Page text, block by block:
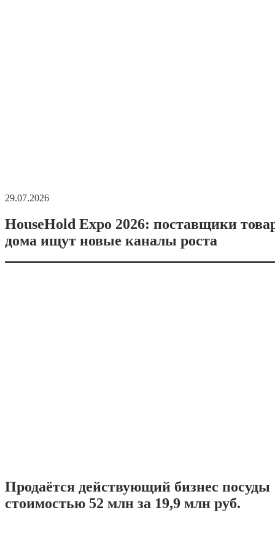
29.07.2026
HouseHold Expo 2026: поставщики
дома ищут новые каналы роста
Продаётся действующий бизнес посуды
стоимостью 52 млн за 19,9 млн руб.